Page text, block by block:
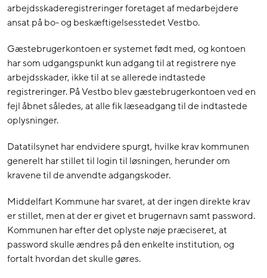
arbejdsskaderegistreringer foretaget af medarbejdere
ansat på bo- og beskæftigelsesstedet Vestbo.
Gæstebrugerkontoen er systemet født med, og kontoen
har som udgangspunkt kun adgang til at registrere nye
arbejdsskader, ikke til at se allerede indtastede
registreringer. På Vestbo blev gæstebrugerkontoen ved en
fejl åbnet således, at alle fik læseadgang til de indtastede
oplysninger.
Datatilsynet har endvidere spurgt, hvilke krav kommunen
generelt har stillet til login til løsningen, herunder om
kravene til de anvendte adgangskoder.
Middelfart Kommune har svaret, at der ingen direkte krav
er stillet, men at der er givet et brugernavn samt password.
Kommunen har efter det oplyste nøje præciseret, at
password skulle ændres på den enkelte institution, og
fortalt hvordan det skulle gøres.